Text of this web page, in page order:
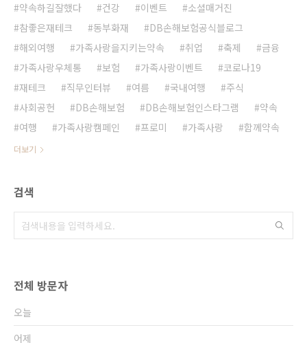
약속하길잘했다 건강 이벤트
소셜매거진
참좋은재테크
동부화재
DB손해보험공식블로그
해외여행
가족사랑을지키는약속 취업 축제
금융
가족사랑우체통
보험 가족사랑이벤트
코로나19
재테크
직무인터뷰 여름 국내여행
주식
사회공헌
DB손해보험 DB손해보험인스타그램
약속
여행
가족사랑캠페인 프로미 가족사랑 함께약속
더보기
검색
전체 방문자
오늘
어제